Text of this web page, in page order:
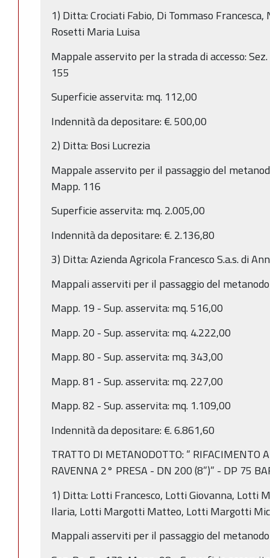
1) Ditta: Crociati Fabio, Di Tommaso
Rosetti Maria Luisa
Mappale asservito per la strada di accesso:
155
Superficie asservita: mq. 112,00
Indennità da depositare: €. 500,00
2) Ditta: Bosi Lucrezia
Mappale asservito per il passaggio del
Mapp. 116
Superficie asservita: mq. 2.005,00
Indennità da depositare: €. 2.136,80
3) Ditta: Azienda Agricola Francesco S.a.s. di
Mappali asserviti per il passaggio del
Mapp. 19 - Sup. asservita: mq. 516,00
Mapp. 20 - Sup. asservita: mq. 4.222,00
Mapp. 80 - Sup. asservita: mq. 343,00
Mapp. 81 - Sup. asservita: mq. 227,00
Mapp. 82 - Sup. asservita: mq. 1.109,00
Indennità da depositare: €. 6.861,60
TRATTO DI METANODOTTO: “ RIFACIMENTO
RAVENNA 2° PRESA - DN 200 (8”)” - DP 75
1) Ditta: Lotti Francesco, Lotti Giovanna,
Ilaria, Lotti Margotti Matteo, Lotti Margotti
Mappali asserviti per il passaggio del